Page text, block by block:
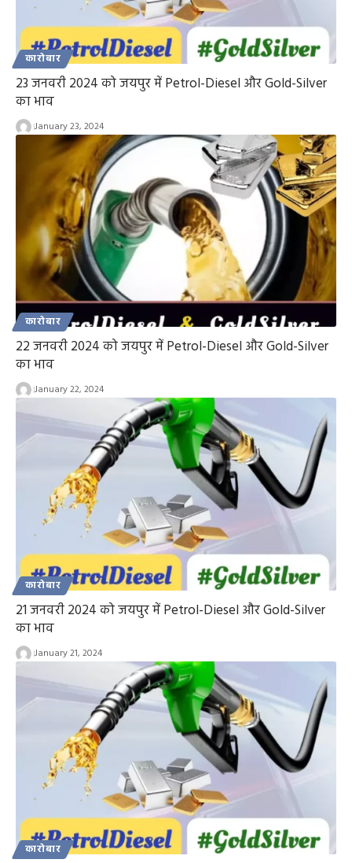
कारोबार
23 जनवरी 2024 को जयपुर में Petrol-Diesel और Gold-Silver
का भाव
January 23, 2024
कारोबार
22 जनवरी 2024 को जयपुर में Petrol-Diesel और Gold-Silver
का भाव
January 22, 2024
कारोबार
21 जनवरी 2024 को जयपुर में Petrol-Diesel और Gold-Silver
का भाव
January 21, 2024
कारोबार